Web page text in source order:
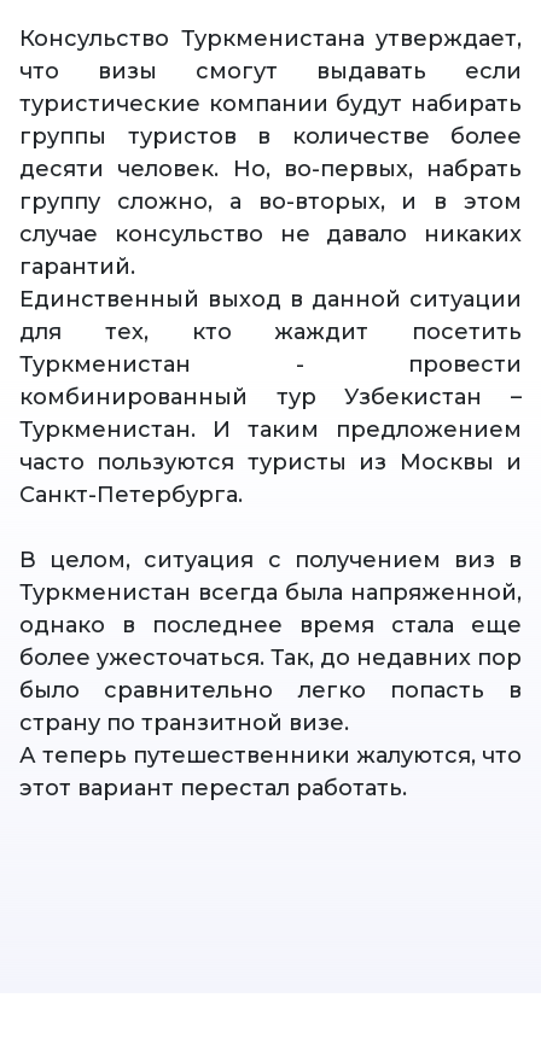
Консульство Туркменистана утверждает,
что визы смогут выдавать если
туристические компании будут набирать
группы туристов в количестве более
десяти человек. Но, во-первых, набрать
группу сложно, а во-вторых, и в этом
случае консульство не давало никаких
гарантий.
Единственный выход в данной ситуации
для тех, кто жаждит посетить
Туркменистан - провести
комбинированный тур Узбекистан –
Туркменистан. И таким предложением
часто пользуются туристы из Москвы и
Санкт-Петербурга.
В целом, ситуация с получением виз в
Туркменистан всегда была напряженной,
однако в последнее время стала еще
более ужесточаться. Так, до недавних пор
было сравнительно легко попасть в
страну по транзитной визе.
А теперь путешественники жалуются, что
этот вариант перестал работать.